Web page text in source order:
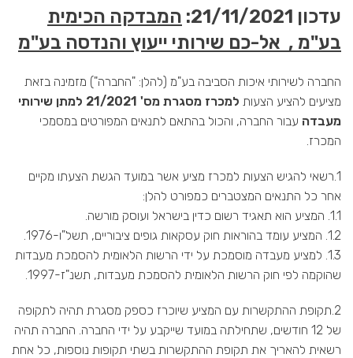
עדכון 21/11/2021:
המבדקה הכימית
בע"מ , אל-כם שירותי ייעוץ והנדסה בע"מ
החברה לשירותי איכות הסביבה בע"מ (להלן: "החברה") מזמינה בזאת
מציעים להציע הצעות
למכרז מסגרת מס' 21/2021 למתן שירותי
מעבדה עבור החברה, והכול בהתאם לתנאים המפורטים במסמכי
המכרז.
1.רשאי להגיש הצעות למכרז מציע אשר במועד הגשת הצעתו מקיים
אחר כל התנאים המצטברים כמפורט להלן:
1.1. המציע הוא תאגיד רשום כדין בישראל ועוסק מורשה.
1.2. המציע עומד בהוראות חוק עסקאות גופים ציבוריים, תשל"ו-1976.
1.3. למציע מעבדה מוסמכת על ידי הרשות הלאומית להסמכת מעבדות
שהוקמה לפי חוק הרשות הלאומית להסמכת מעבדות, תשנ"ז-1997.
2.תקופת ההתקשרות עם המציע שיוכרז כספק מסגרת תהיה לתקופה
של 12 חודשים, שתחילתה במועד שייקבע על ידי החברה. החברה תהיה
רשאית להאריך את תקופת ההתקשרות בשתי תקופות נוספות, כל אחת